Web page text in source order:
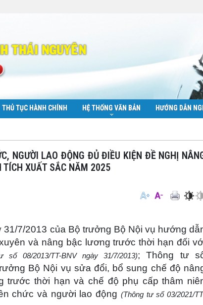
THỦ TỤC HÀNH CHÍNH HỆ THỐNG VĂN BẢN HƯỚNG DẪN
TÍCH XUẤT SẮC NĂM 2025
7/2013 của Bộ trưởng Bộ Nội vụ hướng
và nâng bậc lương trước thời hạn đối
số 08/2013/TT-BNV ngày 31/7/2013); Thông tư
Bộ Nội vụ sửa đổi, bổ sung chế độ
trước thời hạn và chế độ phụ cấp thâm
chức và người lao động (Thông tư số 03/2021/